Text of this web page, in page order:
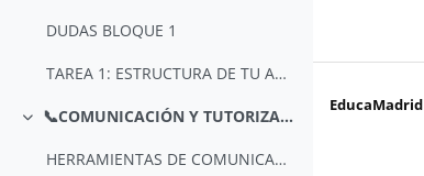
DUDAS BLOQUE 1
TAREA 1: ESTRUCTURA DE TU AULA VIRTUAL
Colapsar 📞COMUNICACIÓN Y TUTORIZACIÓN
HERRAMIENTAS DE COMUNICACIÓN Y TUTORIZACIÓN
EducaMadrid